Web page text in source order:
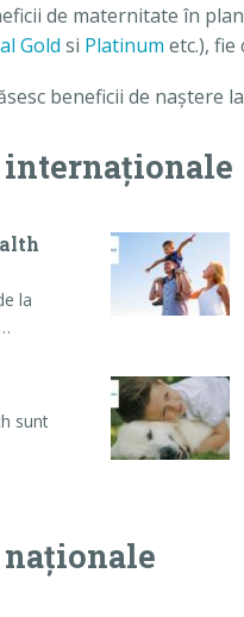
de maternitate în
Gold si Platinum etc.),
beneficii de naștere
internaționale
la
sunt